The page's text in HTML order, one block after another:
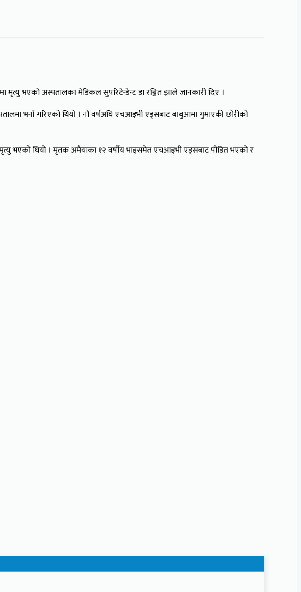
मृत्यु भएको अस्पतालका मेडिकल सुपरिटेन्डेन्ट डा रञ्जित झाले जानकारी दिए ।
भर्ना गरिएको थियो । नौ वर्षअघि एचआइभी एड्सबाट बाबुआमा गुमाएकी छोरीको
थियो । मृतक अमैयाका १२ वर्षीय भाइसमेत एचआइभी एड्सबाट पीडित भएको र